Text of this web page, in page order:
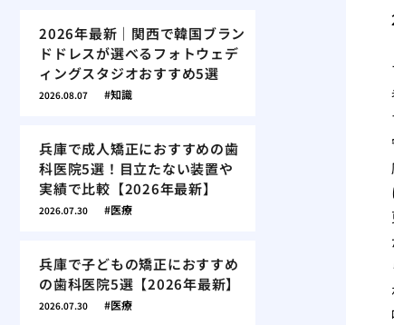
2026年最新｜関西で韓国ブラン
ドドレスが選べるフォトウェデ
ィングスタジオおすすめ5選
2026.08.07 知識
兵庫で成人矯正におすすめの歯
科医院5選！目立たない装置や
実績で比較【2026年最新】
2026.07.30 医療
兵庫で子どもの矯正におすすめ
の歯科医院5選【2026年最新】
2026.07.30 医療